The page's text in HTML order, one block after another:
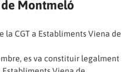
Montmeló
CGT a Establiments Viena de
es va constituir legalment